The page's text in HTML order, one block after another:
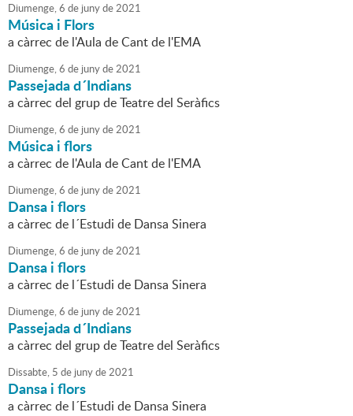
Diumenge,6 de junyde2021
Música i Flors
a càrrec de l'Aula de Cant de l'EMA
Diumenge,6 de junyde2021
Passejada d´Indians
a càrrec del grup de Teatre del Seràfics
Diumenge,6 de junyde2021
Música i flors
a càrrec de l'Aula de Cant de l'EMA
Diumenge,6 de junyde2021
Dansa i flors
a càrrec de l´Estudi de Dansa Sinera
Diumenge,6 de junyde2021
Dansa i flors
a càrrec de l´Estudi de Dansa Sinera
Diumenge,6 de junyde2021
Passejada d´Indians
a càrrec del grup de Teatre del Seràfics
Dissabte, 5 de junyde2021
Dansa i flors
a càrrec de l´Estudi de Dansa Sinera